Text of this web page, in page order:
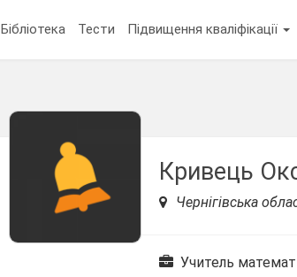
Бібліотека Тести Підвищення кваліфікації
Кривець
Чернігівська
Учитель